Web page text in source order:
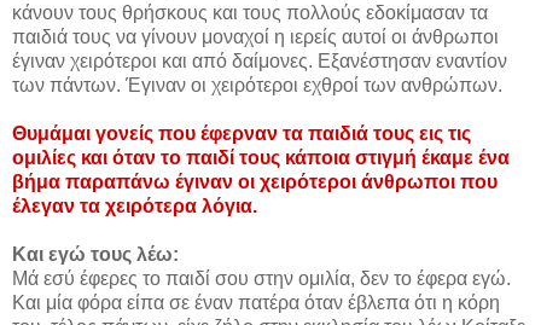
κάνουν τους θρήσκους και τους πολλούς εδοκίμασαν τα
παιδιά τους να γίνουν μοναχοί η ιερείς αυτοί οι άνθρωποι
έγιναν χειρότεροι και από δαίμονες. Εξανέστησαν εναντίον
των πάντων. Έγιναν οι χειρότεροι εχθροί των ανθρώπων.
Θυμάμαι γονείς που έφερναν τα παιδιά τους εις τις
ομιλίες και όταν το παιδί τους κάποια στιγμή έκαμε ένα
βήμα παραπάνω έγιναν οι χειρότεροι άνθρωποι που
έλεγαν τα χειρότερα λόγια.
Και εγώ τους λέω:
Mά εσύ έφερες το παιδί σου στην ομιλία, δεν το έφερα εγώ.
Και μία φόρα είπα σε έναν πατέρα όταν έβλεπα ότι η κόρη